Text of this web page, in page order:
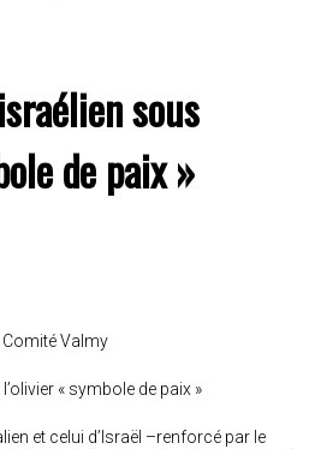
sous
de paix »
Valmy
« symbole de paix »
et celui d’Israël –renforcé par le